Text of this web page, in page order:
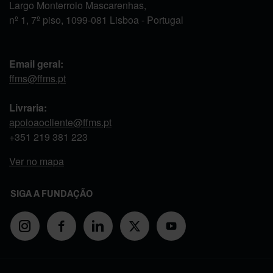
Largo Monterroio Mascarenhas,
nº 1, 7º piso, 1099-081 Lisboa - Portugal
Email geral:
ffms@ffms.pt
Livraria:
apoioaocliente@ffms.pt
+351 219 381 223
Ver no mapa
SIGA A FUNDAÇÃO